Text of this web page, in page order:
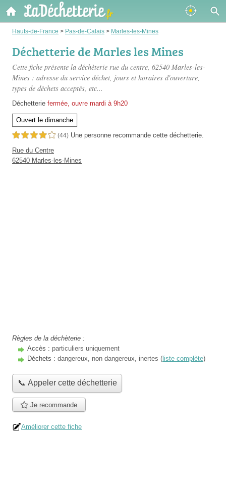
Hauts-de-France > Pas-de-Calais > Marles-les-Mines
Déchetterie de Marles les Mines
Cette fiche présente la déchèterie rue du centre, 62540 Marles-les-
Mines : adresse du service déchet, jours et horaires d'ouverture,
types de déchets acceptés, etc...
Déchetterie fermée, ouvre mardi à 9h20
Ouvert le dimanche
4,0 étoiles sur 5 (44) Une personne recommande cette déchetterie.
Rue du Centre
62540 Marles-les-Mines
Règles de la déchèterie :
Accès : particuliers uniquement
Déchets : dangereux, non dangereux, inertes ( liste complète)
📞 Appeler cette déchetterie
Je recommande
Améliorer cette fiche